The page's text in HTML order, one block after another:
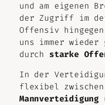
und am eigenen
der Zugriff im
Offensiv
uns immer wieder
durch starke
In der
flexibel zwischen
Mannverteidigung